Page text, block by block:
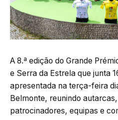
A 8.ª edição do Grande
e Serra da Estrela que junta
apresentada na terça-feira
Belmonte, reunindo
patrocinadores, equipas e